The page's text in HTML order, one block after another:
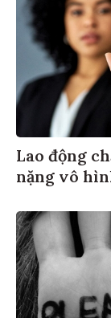
Lao động
nặng vô